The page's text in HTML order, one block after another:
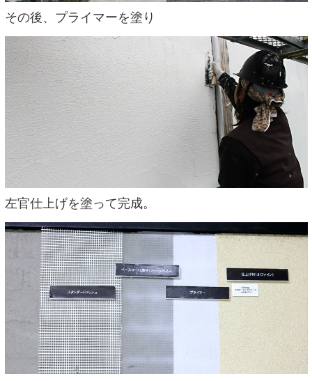
その後、プライマーを塗り
左官仕上げを塗って完成。